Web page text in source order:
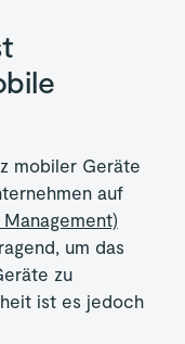
mobiler Geräte
auf
um das
zu
ist es jedoch